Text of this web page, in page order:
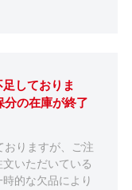
しておりま
分の在庫が終了
おりますが、ご注
いただいている
的な欠品により